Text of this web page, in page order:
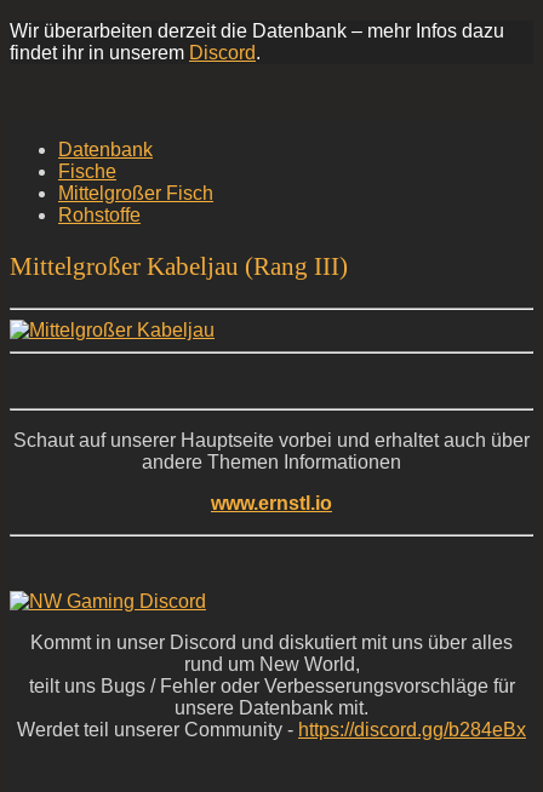
Wir überarbeiten derzeit die Datenbank – mehr Infos dazu
findet ihr in unserem Discord.
Datenbank
Fische
Mittelgroßer Fisch
Rohstoffe
Mittelgroßer Kabeljau (Rang III)
Schaut auf unserer Hauptseite vorbei und erhaltet auch über
andere Themen Informationen
www.ernstl.io
Kommt in unser Discord und diskutiert mit uns über alles
rund um New World,
teilt uns Bugs / Fehler oder Verbesserungsvorschläge für
unsere Datenbank mit.
Werdet teil unserer Community - https://discord.gg/b284eBx